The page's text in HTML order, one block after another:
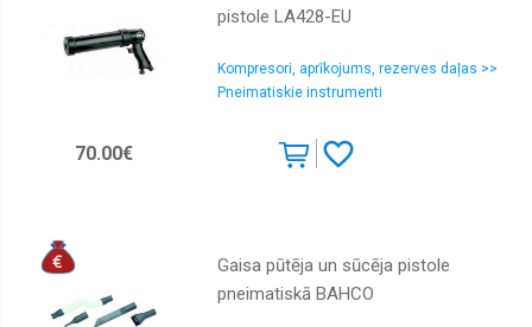
pistole LA428-EU
Kompresori, aprīkojums, rezerves daļas >>
Pneimatiskie instrumenti
70.00€
Gaisa pūtēja un sūcēja pistole
pneimatiskā BAHCO